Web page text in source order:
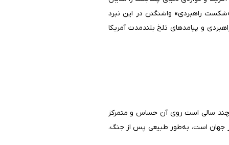
راهبردی» واشنگتن در این نبرد
و پیامدهای تلخ بلندمدت آمریکا
چند سالی است روی آن حساس و متمرکز
جهان است، به‌طور طبیعی پس از جنگ،